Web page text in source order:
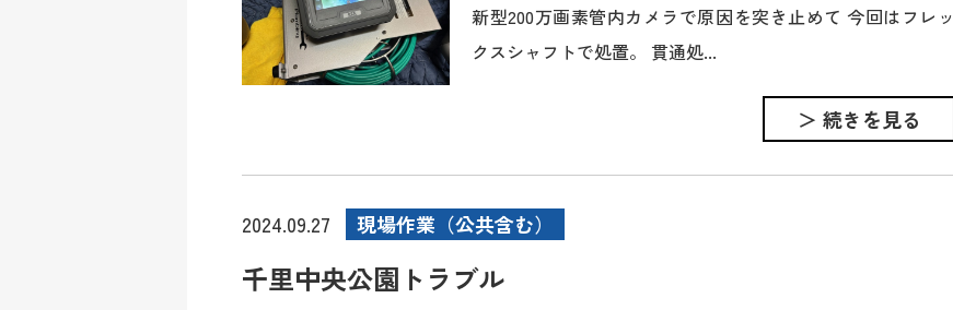
新型200万画素管内カメラで原因を突き止めて 今回はフレッ
クスシャフトで処置。 貫通処...
＞ 続きを見る
2024.09.27 現場作業（公共含む）
千里中央公園トラブル